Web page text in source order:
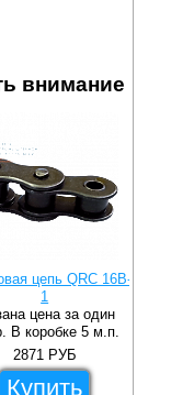
внимание
цепь QRC 16B-
1
цена за один
В коробке 5 м.п.
2871 РУБ
Купить